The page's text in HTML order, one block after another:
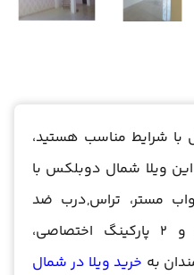
با شرایط مناسب هستید،
ویلا شمال دوبلکس با
2 اتاق خواب مستر، تراس,درب ضد
سرقت,آیفون تصویری,انباری و 2 پارکینگ اختصاصی،
به خرید ویلا در شمال